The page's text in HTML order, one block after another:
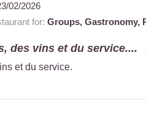
02/2026
for: Groups, Gastronomy,
des vins et du service....
et du service.